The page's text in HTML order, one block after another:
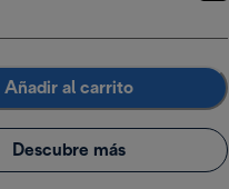
Añadir al carrito
Descubre más